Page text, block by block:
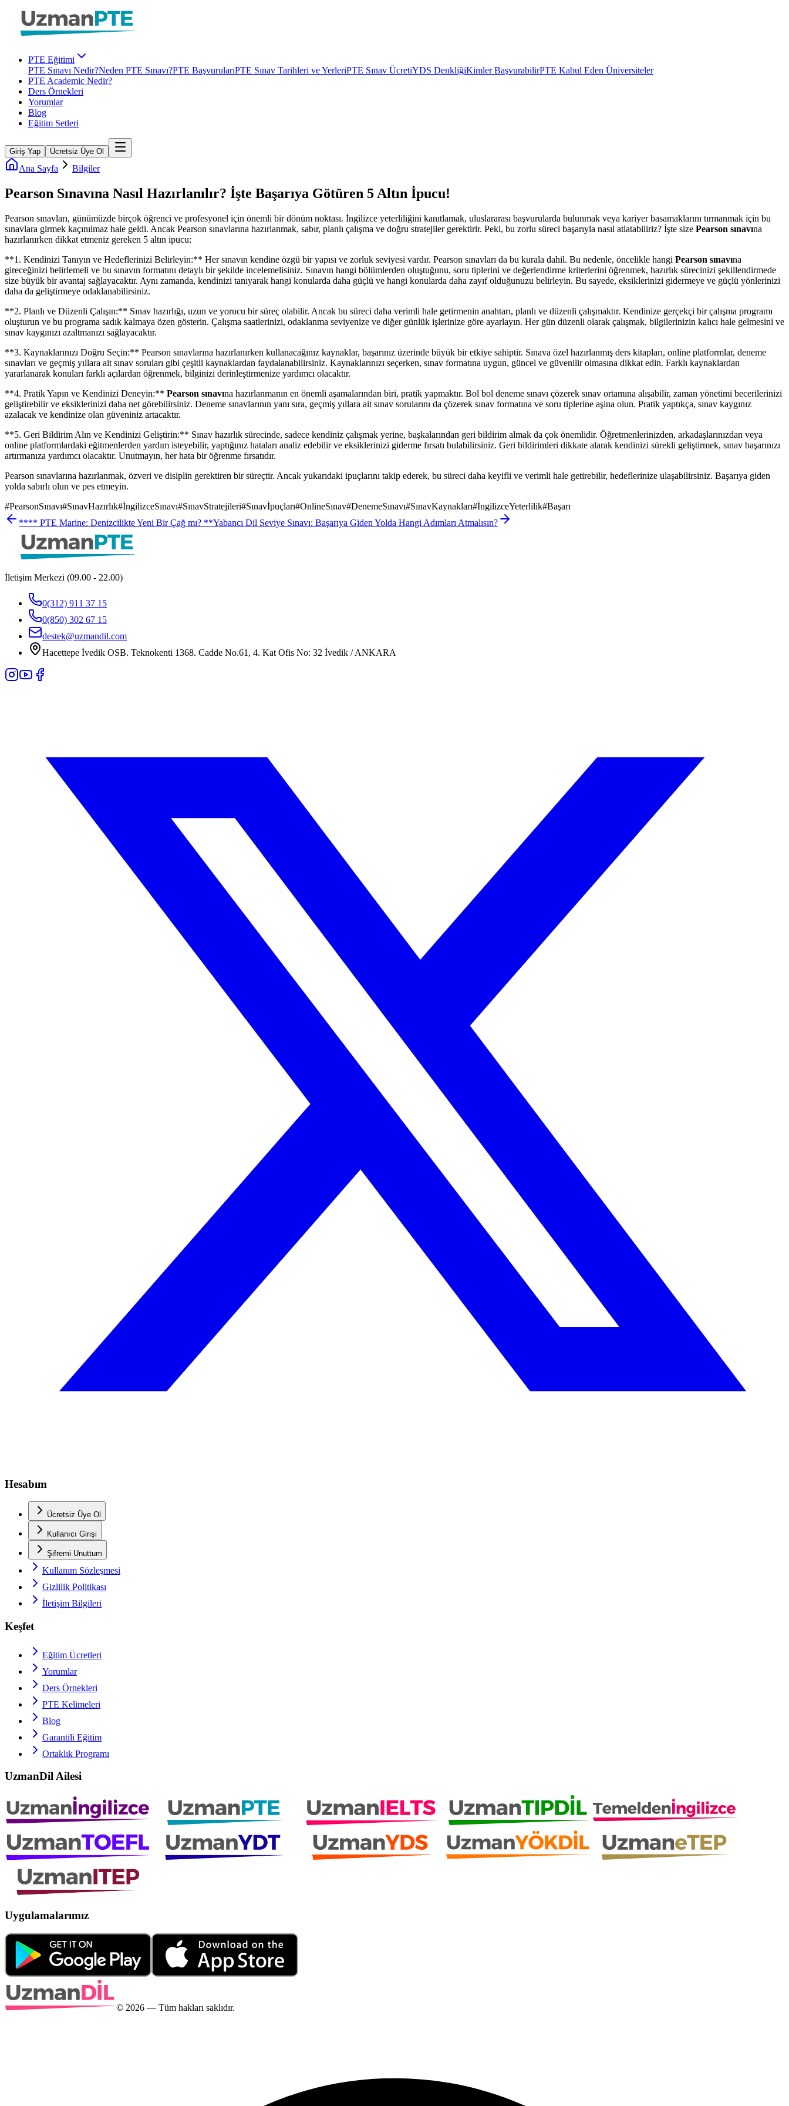
PTE Eğitimi
PTE Sınavı Nedir?Neden PTE Sınavı?PTE BaşvurularıPTE Sınav Tarihleri ve YerleriPTE Sınav ÜcretiYDS DenkliğiKimler BaşvurabilirPTE Kabul Eden Üniversiteler
PTE Academic Nedir?
Ders Örnekleri
Yorumlar
Blog
Eğitim Setleri
Giriş Yap Ücretsiz Üye Ol
Ana Sayfa Bilgiler
Pearson Sınavına Nasıl Hazırlanılır? İşte Başarıya Götüren 5 Altın İpucu!
Pearson sınavları, günümüzde birçok öğrenci ve profesyonel için önemli bir dönüm noktası. İngilizce yeterliliğini kanıtlamak, uluslararası başvurularda bulunmak veya kariyer basamaklarını tırmanmak için bu
sınavlara girmek kaçınılmaz hale geldi. Ancak Pearson sınavlarına hazırlanmak, sabır, planlı çalışma ve doğru stratejiler gerektirir. Peki, bu zorlu süreci başarıyla nasıl atlatabiliriz? İşte size Pearson sınavına
hazırlanırken dikkat etmeniz gereken 5 altın ipucu:
**1. Kendinizi Tanıyın ve Hedeflerinizi Belirleyin:** Her sınavın kendine özgü bir yapısı ve zorluk seviyesi vardır. Pearson sınavları da bu kurala dahil. Bu nedenle, öncelikle hangi Pearson sınavına
gireceğinizi belirlemeli ve bu sınavın formatını detaylı bir şekilde incelemelisiniz. Sınavın hangi bölümlerden oluştuğunu, soru tiplerini ve değerlendirme kriterlerini öğrenmek, hazırlık sürecinizi şekillendirmede
size büyük bir avantaj sağlayacaktır. Aynı zamanda, kendinizi tanıyarak hangi konularda daha güçlü ve hangi konularda daha zayıf olduğunuzu belirleyin. Bu sayede, eksiklerinizi gidermeye ve güçlü yönlerinizi
daha da geliştirmeye odaklanabilirsiniz.
**2. Planlı ve Düzenli Çalışın:** Sınav hazırlığı, uzun ve yorucu bir süreç olabilir. Ancak bu süreci daha verimli hale getirmenin anahtarı, planlı ve düzenli çalışmaktır. Kendinize gerçekçi bir çalışma programı
oluşturun ve bu programa sadık kalmaya özen gösterin. Çalışma saatlerinizi, odaklanma seviyenize ve diğer günlük işlerinize göre ayarlayın. Her gün düzenli olarak çalışmak, bilgilerinizin kalıcı hale gelmesini ve
sınav kaygınızı azaltmanızı sağlayacaktır.
**3. Kaynaklarınızı Doğru Seçin:** Pearson sınavlarına hazırlanırken kullanacağınız kaynaklar, başarınız üzerinde büyük bir etkiye sahiptir. Sınava özel hazırlanmış ders kitapları, online platformlar, deneme
sınavları ve geçmiş yıllara ait sınav soruları gibi çeşitli kaynaklardan faydalanabilirsiniz. Kaynaklarınızı seçerken, sınav formatına uygun, güncel ve güvenilir olmasına dikkat edin. Farklı kaynaklardan
yararlanarak konuları farklı açılardan öğrenmek, bilginizi derinleştirmenize yardımcı olacaktır.
**4. Pratik Yapın ve Kendinizi Deneyin:** Pearson sınavına hazırlanmanın en önemli aşamalarından biri, pratik yapmaktır. Bol bol deneme sınavı çözerek sınav ortamına alışabilir, zaman yönetimi becerilerinizi
geliştirebilir ve eksiklerinizi daha net görebilirsiniz. Deneme sınavlarının yanı sıra, geçmiş yıllara ait sınav sorularını da çözerek sınav formatına ve soru tiplerine aşina olun. Pratik yaptıkça, sınav kaygınız
azalacak ve kendinize olan güveniniz artacaktır.
**5. Geri Bildirim Alın ve Kendinizi Geliştirin:** Sınav hazırlık sürecinde, sadece kendiniz çalışmak yerine, başkalarından geri bildirim almak da çok önemlidir. Öğretmenlerinizden, arkadaşlarınızdan veya
online platformlardaki eğitmenlerden yardım isteyebilir, yaptığınız hataları analiz edebilir ve eksiklerinizi giderme fırsatı bulabilirsiniz. Geri bildirimleri dikkate alarak kendinizi sürekli geliştirmek, sınav başarınızı
artırmanıza yardımcı olacaktır. Unutmayın, her hata bir öğrenme fırsatıdır.
Pearson sınavlarına hazırlanmak, özveri ve disiplin gerektiren bir süreçtir. Ancak yukarıdaki ipuçlarını takip ederek, bu süreci daha keyifli ve verimli hale getirebilir, hedeflerinize ulaşabilirsiniz. Başarıya giden
yolda sabırlı olun ve pes etmeyin.
#PearsonSınavı#SınavHazırlık#İngilizceSınavı#SınavStratejileri#Sınavİpuçları#OnlineSınav#DenemeSınavı#SınavKaynakları#İngilizceYeterlilik#Başarı
**** PTE Marine: Denizcilikte Yeni Bir Çağ mı? **Yabancı Dil Seviye Sınavı: Başarıya Giden Yolda Hangi Adımları Atmalısın?
İletişim Merkezi (09.00 - 22.00)
0(312) 911 37 15
0(850) 302 67 15
destek@uzmandil.com
Hacettepe İvedik OSB. Teknokenti 1368. Cadde No.61, 4. Kat Ofis No: 32 İvedik / ANKARA
Hesabım
Ücretsiz Üye Ol
Kullanıcı Girişi
Şifremi Unuttum
Kullanım Sözleşmesi
Gizlilik Politikası
İletişim Bilgileri
Keşfet
Eğitim Ücretleri
Yorumlar
Ders Örnekleri
PTE Kelimeleri
Blog
Garantili Eğitim
Ortaklık Programı
UzmanDil Ailesi
Uygulamalarımız
© 2026 — Tüm hakları saklıdır.